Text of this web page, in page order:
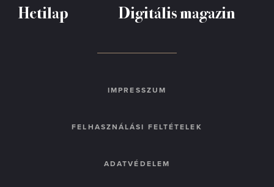
Hetilap Digitális magazin
IMPRESSZUM
FELHASZNÁLÁSI FELTÉTELEK
ADATVÉDELEM